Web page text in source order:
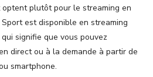
plutôt pour le streaming en
est disponible en streaming
signifie que vous pouvez
direct ou à la demande à partir de
smartphone.